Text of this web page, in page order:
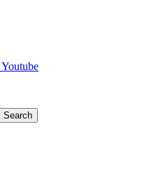
Youtube
Search